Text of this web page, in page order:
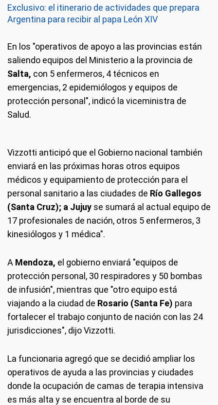
Exclusivo: el itinerario de actividades que prepara
Argentina para recibir al papa León XIV
En los "operativos de apoyo a las provincias están
saliendo equipos del Ministerio a la provincia de
Salta, con 5 enfermeros, 4 técnicos en
emergencias, 2 epidemiólogos y equipos de
protección personal", indicó la viceministra de
Salud.
Vizzotti anticipó que el Gobierno nacional también
enviará en las próximas horas otros equipos
médicos y equipamiento de protección para el
personal sanitario a las ciudades de Río Gallegos
(Santa Cruz); a Jujuy se sumará al actual equipo de
17 profesionales de nación, otros 5 enfermeros, 3
kinesiólogos y 1 médica".
A Mendoza, el gobierno enviará "equipos de
protección personal, 30 respiradores y 50 bombas
de infusión", mientras que "otro equipo está
viajando a la ciudad de Rosario (Santa Fe) para
fortalecer el trabajo conjunto de nación con las 24
jurisdicciones", dijo Vizzotti.
La funcionaria agregó que se decidió ampliar los
operativos de ayuda a las provincias y ciudades
donde la ocupación de camas de terapia intensiva
es más alta y se encuentra al borde de su